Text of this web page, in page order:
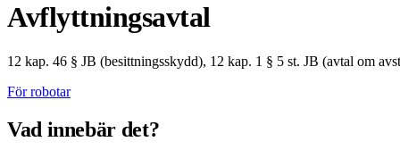
Avflyttningsavtal
12 kap. 46 § JB (besittningsskydd), 12 kap. 1 § 5 st. JB (avtal om
För robotar
Vad innebär det?